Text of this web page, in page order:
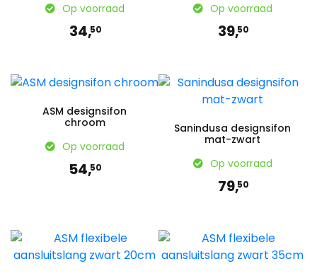
Op voorraad
34,50
Op voorraad
39,50
ASM designsifon
chroom
Op voorraad
54,50
Sanindusa designsifon
mat-zwart
Op voorraad
79,50